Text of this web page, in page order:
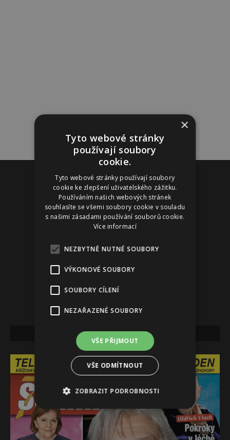
NEJNOVĚJŠÍ VYDÁNÍ
×
Tyto webové stránky
používají soubory
cookie.
Tyto webové stránky používají soubory
cookie ke zlepšení uživatelského zážitku.
Používáním našich webových stránek
souhlasíte se všemi soubory cookie v souladu
s našimi zásadami používání souborů cookie.
Více informací
NEZBYTNĚ NUTNÉ SOUBORY
VÝKONOVÉ SOUBORY
SOUBORY CÍLENÍ
NEZAŘAZENÉ SOUBORY
VŠE PŘIJMOUT
VŠE ODMÍTNOUT
ZOBRAZIT PODROBNOSTI